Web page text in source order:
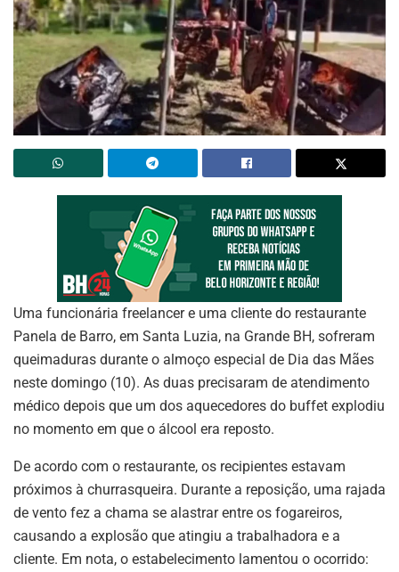
Uma funcionária freelancer e uma cliente do restaurante
Panela de Barro, em Santa Luzia, na Grande BH, sofreram
queimaduras durante o almoço especial de Dia das Mães
neste domingo (10). As duas precisaram de atendimento
médico depois que um dos aquecedores do buffet explodiu
no momento em que o álcool era reposto.
De acordo com o restaurante, os recipientes estavam
próximos à churrasqueira. Durante a reposição, uma rajada
de vento fez a chama se alastrar entre os fogareiros,
causando a explosão que atingiu a trabalhadora e a
cliente. Em nota, o estabelecimento lamentou o ocorrido: